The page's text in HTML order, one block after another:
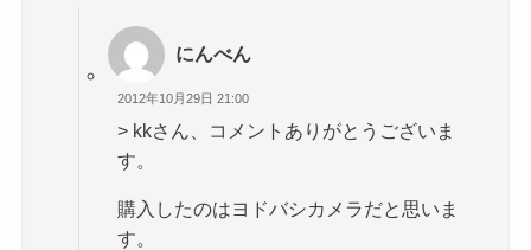
にんべん
2012年10月29日 21:00
> kkさん、コメントありがとうございま
す。
購入したのはヨドバシカメラだと思いま
す。